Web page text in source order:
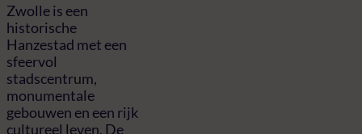
Zwolle is een
historische
Hanzestad met een
sfeervol
stadscentrum,
monumentale
gebouwen en een rijk
cultureel leven. De